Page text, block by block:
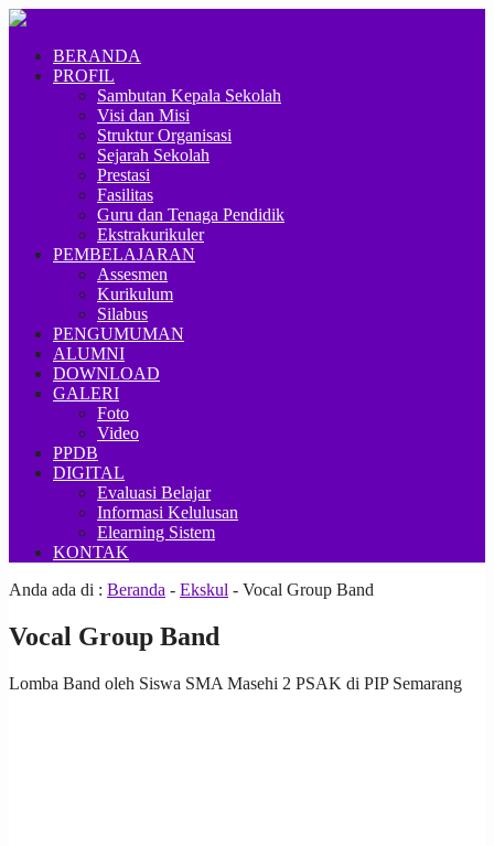
BERANDA
PROFIL
Sambutan Kepala Sekolah
Visi dan Misi
Struktur Organisasi
Sejarah Sekolah
Prestasi
Fasilitas
Guru dan Tenaga Pendidik
Ekstrakurikuler
PEMBELAJARAN
Assesmen
Kurikulum
Silabus
PENGUMUMAN
ALUMNI
DOWNLOAD
GALERI
Foto
Video
PPDB
DIGITAL
Evaluasi Belajar
Informasi Kelulusan
Elearning Sistem
KONTAK
Anda ada di : Beranda - Ekskul - Vocal Group Band
Vocal Group Band
Lomba Band oleh Siswa SMA Masehi 2 PSAK di PIP Semarang